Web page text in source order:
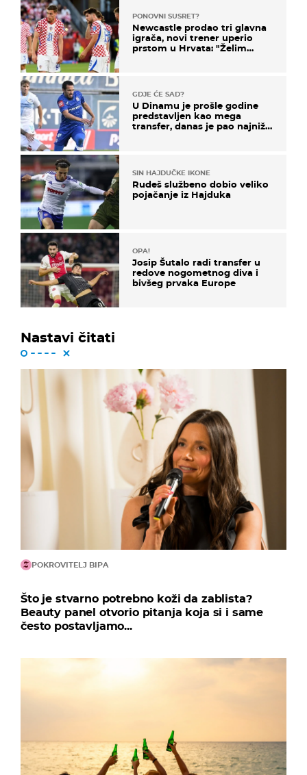
PONOVNI SUSRET?
Newcastle prodao tri glavna
igrača, novi trener uperio
prstom u Hrvata: "Želim
GDJE ĆE SAD?
U Dinamu je prošle godine
predstavljen kao mega
transfer, danas je pao najniže
SIN HAJDUČKE IKONE
Rudeš službeno dobio veliko
pojačanje iz Hajduka
OPA!
Josip Šutalo radi transfer u
redove nogometnog diva i
bivšeg prvaka Europe
Nastavi čitati
POKROVITELJ BIPA
Što je stvarno potrebno koži da zablista?
Beauty panel otvorio pitanja koja si i same
često postavljamo...